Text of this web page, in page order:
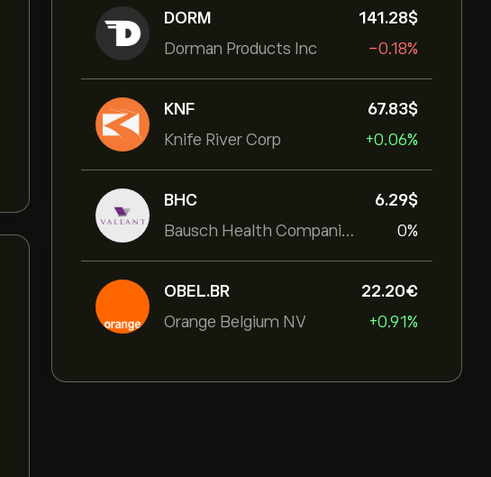
DORM
Dorman Products Inc
141.28‎$‎
-0.18%
KNF
Knife River Corp
67.83‎$‎
+0.06%
BHC
Bausch Health Companies Inc
6.29‎$‎
0%
OBEL.BR
Orange Belgium NV
22.20‎€‎
+0.91%